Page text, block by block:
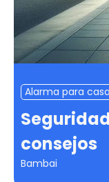
Alarma para casa
consejos
Bambai